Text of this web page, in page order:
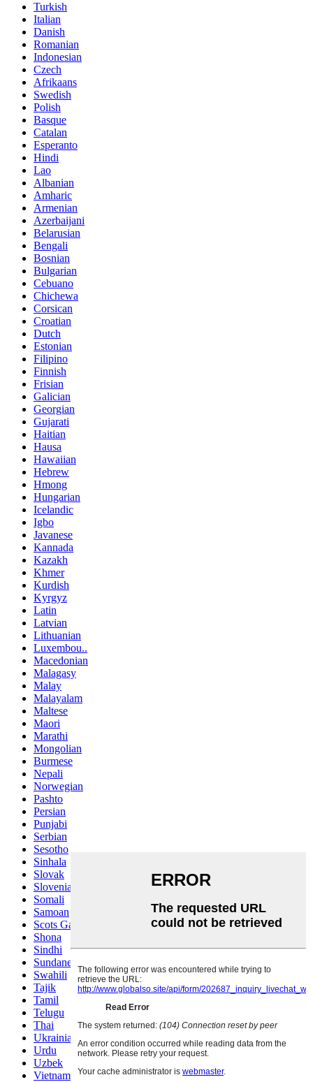
Turkish
Italian
Danish
Romanian
Indonesian
Czech
Afrikaans
Swedish
Polish
Basque
Catalan
Esperanto
Hindi
Lao
Albanian
Amharic
Armenian
Azerbaijani
Belarusian
Bengali
Bosnian
Bulgarian
Cebuano
Chichewa
Corsican
Croatian
Dutch
Estonian
Filipino
Finnish
Frisian
Galician
Georgian
Gujarati
Haitian
Hausa
Hawaiian
Hebrew
Hmong
Hungarian
Icelandic
Igbo
Javanese
Kannada
Kazakh
Khmer
Kurdish
Kyrgyz
Latin
Latvian
Lithuanian
Luxembou..
Macedonian
Malagasy
Malay
Malayalam
Maltese
Maori
Marathi
Mongolian
Burmese
Nepali
Norwegian
Pashto
Persian
Punjabi
Serbian
Sesotho
Sinhala
Slovak
Slovenian
Somali
Samoan
Scots Gaelic
Shona
Sindhi
Sundanese
Swahili
Tajik
Tamil
Telugu
Thai
Ukrainian
Urdu
Uzbek
Vietnamese